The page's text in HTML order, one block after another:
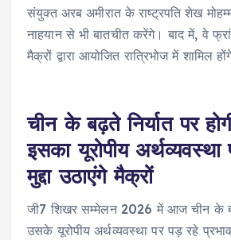
संयुक्त अरब अमीरात के राष्ट्रपति शेख
नाहयान से भी बातचीत करेंगे। बाद में, वे
मैक्रों द्वारा आयोजित रात्रिभोज में शामिल
चीन के बढ़ते निर्यात पर
इसका यूरोपीय
मुद्दा उठाएंगे मैक्रों
जी7 शिखर सम्मेलन 2026 में आज चीन के
उसके यूरोपीय अर्थव्यवस्था पर पड़ रहे